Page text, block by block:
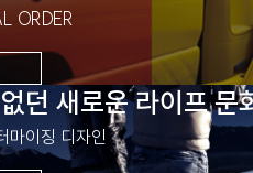
ORDER
던 새로운 라이프 문
마이징 디자인